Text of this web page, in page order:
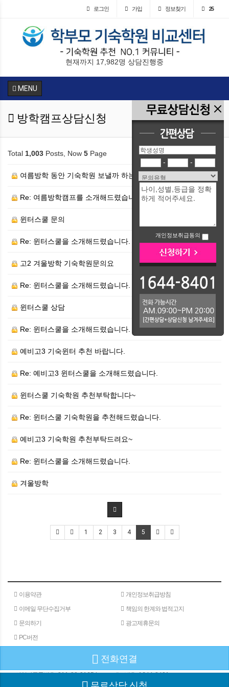
- -
개인정보취급동의
로그인 가입 정보찾기 25
현재까지 17,982명 상담진행중
MENU
방학캠프상담신청
Total 1,003 Posts, Now 5 Page
여름방학 동안 기숙학원 보낼까 하는데요
Re: 여름방학캠프를 소개해드렸습니다.
윈터스쿨 문의
Re: 윈터스쿨을 소개해드렸습니다.
고2 겨울방학 기숙학원문의요
Re: 윈터스쿨을 소개해드렸습니다.
윈터스쿨 상담
Re: 윈터스쿨을 소개해드렸습니다.
예비고3 기숙윈터 추천 바랍니다.
Re: 예비고3 윈터스쿨을 소개해드렸습니다.
윈터스쿨 기숙학원 추천부탁합니다~
Re: 윈터스쿨 기숙학원을 추천해드렸습니다.
예비고3 기숙학원 추천부탁드려요~
Re: 윈터스쿨을 소개해드렸습니다.
겨울방학
1 2 3 4 5
이용약관
개인정보취급방침
이메일 무단수집거부
책임의 한계와 법적고지
문의하기
광고제휴문의
PC버전
주소 : 서울특별시 서초구 서초대로 24길 40
사업자등록번호 :811-88-01654 대표번호 :1644-8401
전화연결